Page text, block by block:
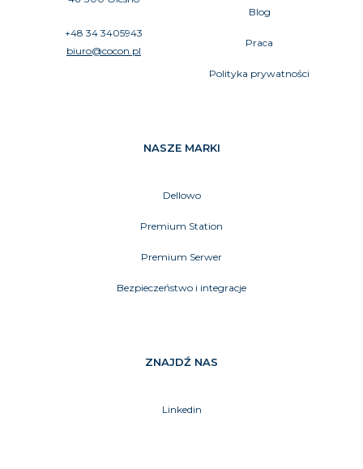
+48 34 3405943
biuro@cocon.pl
Blog
Praca
Polityka prywatności
NASZE MARKI
Dellowo
Premium Station
Premium Serwer
Bezpieczeństwo i integracje
ZNAJDŹ NAS
Linkedin